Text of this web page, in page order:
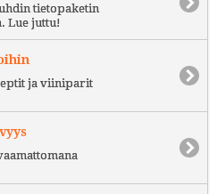
tietopaketin
Lue juttu!
ja viiniparit